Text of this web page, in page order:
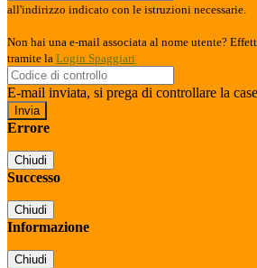
all'indirizzo indicato con le istruzioni necessarie.
Non hai una e-mail associata al nome utente?
tramite la Login Spaggiari
E-mail inviata, si prega di controllare la
Errore
Chiudi
Successo
Chiudi
Informazione
Chiudi